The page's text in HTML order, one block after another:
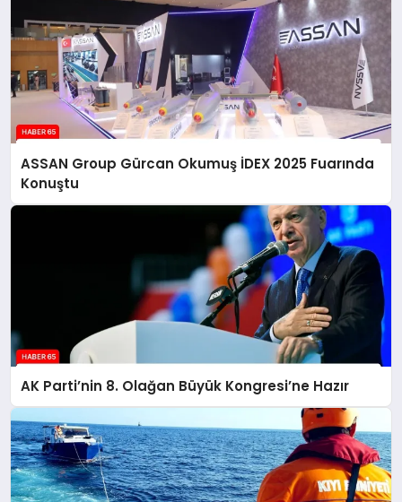
ASSAN Group Gürcan Okumuş İDEX 2025 Fuarında
Konuştu
AK Parti’nin 8. Olağan Büyük Kongresi’ne Hazır